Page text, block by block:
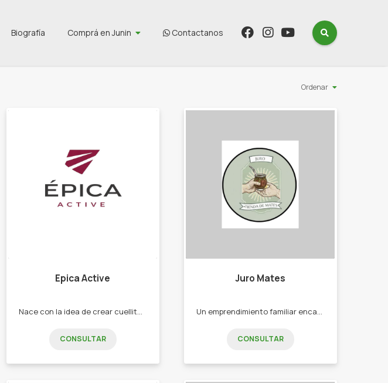
Biografía Comprá en Junin Contactanos
Ordenar
Epica Active
Nace con la idea de crear cuellitos deportivos cómodos, prácticos y con estilo para acompañarte todos los dias en cada actividad. -cuellitos deportivos
CONSULTAR
Juro Mates
Un emprendimiento familiar encargado de vender mates, productos para utilizar los mismos y demás cosas. -Mates -bombillas - yerba -termos - cinturones de cuero.
CONSULTAR